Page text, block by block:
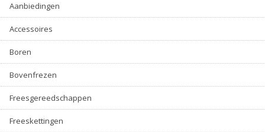
Aanbiedingen
Accessoires
Boren
Bovenfrezen
Freesgereedschappen
Freeskettingen